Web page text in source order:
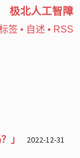
极北人工智障
签• 自述 • RSS
」 2022-12-31